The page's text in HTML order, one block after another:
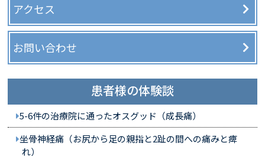
アクセス
お問い合わせ
患者様の体験談
5-6件の治療院に通ったオスグッド（成長痛）
坐骨神経痛（お尻から足の親指と2趾の間への痛みと痺
れ）